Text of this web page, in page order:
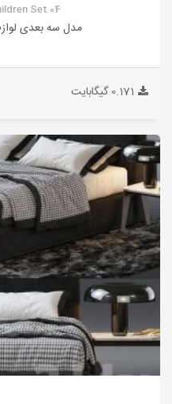
Set 04
مدل سه بعدی
0.171 گیگابایت